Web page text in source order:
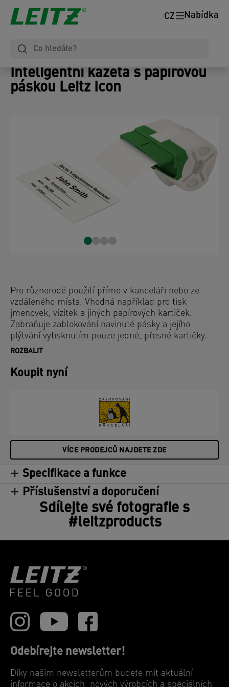
Nabídka
CZ
Inteligentní kazeta s papírovou
páskou Leitz Icon
Pro různorodé použití přímo v kanceláři nebo ze
vzdáleného místa. Vhodná například pro tisk
jmenovek, vizitek a jiných papírových kartiček.
Zabraňuje zablokování navinuté pásky a jejího
plýtvání vytisknutím pouze jedné, přesné kartičky.
ROZBALIT
Koupit nyní
VÍCE PRODEJCŮ NAJDETE ZDE
Specifikace a funkce
Příslušenství a doporučení
Sdílejte své fotografie s
#leitzproducts
Odebírejte newsletter!
Díky našim newsletterům budete mít aktuální
informace o akcích, nových výrobcích a speciálních